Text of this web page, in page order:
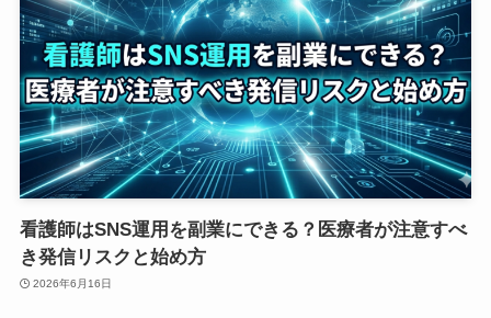
看護師はSNS運用を副業にできる？医療者が注意すべ
き発信リスクと始め方
2026年6月16日